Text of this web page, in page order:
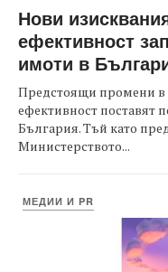
Нови
ефективност
имоти в
Предстоящи промени в
ефективност поставят
България. Тъй като
Министерството...
МЕДИИ И PR